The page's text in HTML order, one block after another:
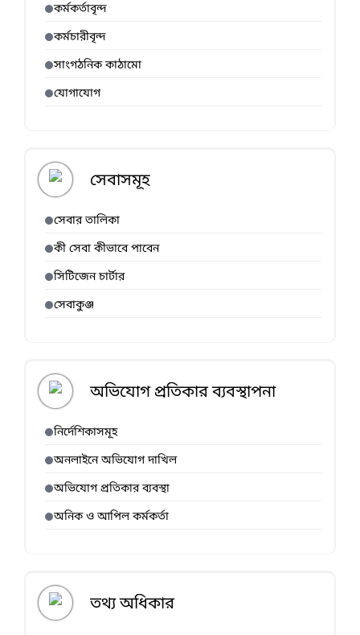
কর্মকর্তাবৃন্দ
কর্মচারীবৃন্দ
সাংগঠনিক কাঠামো
যোগাযোগ
সেবাসমূহ
সেবার তালিকা
কী সেবা কীভাবে পাবেন
সিটিজেন চার্টার
সেবাকুঞ্জ
অভিযোগ প্রতিকার ব্যবস্থাপনা
নির্দেশিকাসমূহ
অনলাইনে অভিযোগ দাখিল
অভিযোগ প্রতিকার ব্যবস্থা
অনিক ও আপিল কর্মকর্তা
তথ্য অধিকার